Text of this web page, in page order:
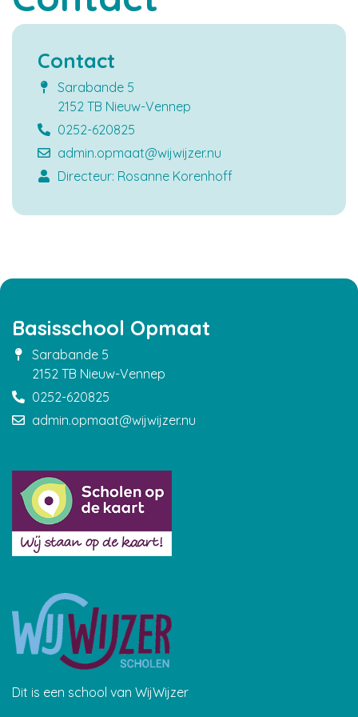
Documenten
Werken bij WijWijzer
Contact
Contact
Sarabande 5
2152 TB Nieuw-Vennep
0252-620825
admin.opmaat@wijwijzer.nu
Directeur: Rosanne Korenhoff
Basisschool Opmaat
Sarabande 5
2152 TB Nieuw-Vennep
0252-620825
admin.opmaat@wijwijzer.nu
Dit is een school van WijWijzer